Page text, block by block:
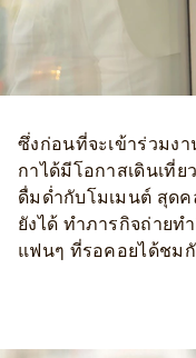
ซึ่งก่อนที่จะเข้าร่วมงา
กาได้มีโอกาสเดินเที่ย
ดื่มด่ำกับโมเมนต์ สุด
ยังได้ ทำภารกิจถ่ายท
แฟนๆ ที่รอคอยได้ชม